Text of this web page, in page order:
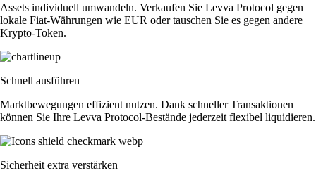
Assets individuell umwandeln. Verkaufen Sie Levva Protocol gegen
lokale Fiat-Währungen wie EUR oder tauschen Sie es gegen andere
Krypto-Token.
Schnell ausführen
Marktbewegungen effizient nutzen. Dank schneller Transaktionen
können Sie Ihre Levva Protocol-Bestände jederzeit flexibel liquidieren.
Sicherheit extra verstärken